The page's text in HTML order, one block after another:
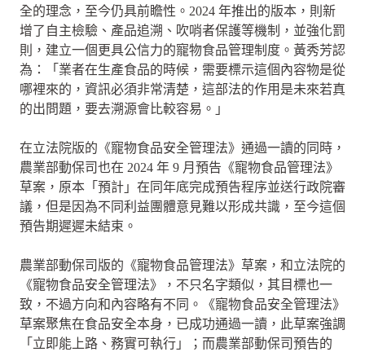
全的理念，至今仍具前瞻性。2024 年推出的版本，則新
增了自主檢驗、產品追溯、吹哨者保護等機制，並強化罰
則，建立一個更具公信力的寵物食品管理制度。黃秀芳認
為：「業者在生產食品的時候，需要標示這個內容物是從
哪裡來的，資訊必須非常清楚，這部法的作用是未來若真
的出問題，要去溯源會比較容易。」
在立法院版的《寵物食品安全管理法》通過一讀的同時，
農業部動保司也在 2024 年 9 月預告《寵物食品管理法》
草案，原本「預計」在同年底完成預告程序並送行政院審
議，但是因為不同利益團體意見難以形成共識，至今這個
預告期遲遲未結束。
農業部動保司版的《寵物食品管理法》草案，和立法院的
《寵物食品安全管理法》，不只名字類似，其目標也一
致，不過方向和內容略有不同。《寵物食品安全管理法》
草案聚焦在食品安全本身，已成功通過一讀，此草案強調
「立即能上路、務實可執行」；而農業部動保司預告的